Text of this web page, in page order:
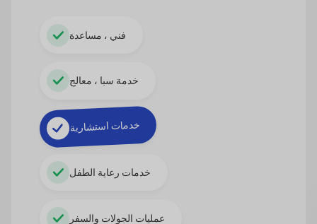
فني ، مساعدة
خدمة سبا ، معالج
خدمات استشارية
خدمات رعاية الطفل
عمليات الجولات والسفر